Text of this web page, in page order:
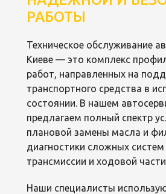
РАБОТЫ
Техническое обслуживание
Киеве — это комплекс
работ, направленных на
транспортного средства в
состоянии. В нашем
предлагаем полный спектр
плановой замены масла и
диагностики сложных систем
трансмиссии и ходовой
Наши специалисты